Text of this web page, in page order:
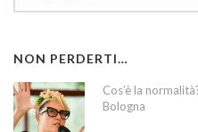
NON PERDERTI…
Cos’è la
Bologna